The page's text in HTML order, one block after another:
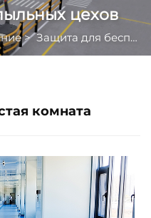
цехов
>Защита для беспыльных цехов
комната